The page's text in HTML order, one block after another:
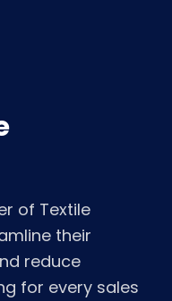
of Textile
their
reduce
for every sales